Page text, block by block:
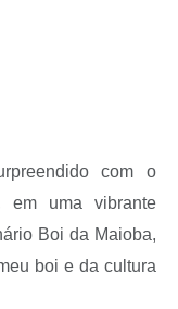
com o
em uma vibrante
Boi da Maioba,
boi e da cultura